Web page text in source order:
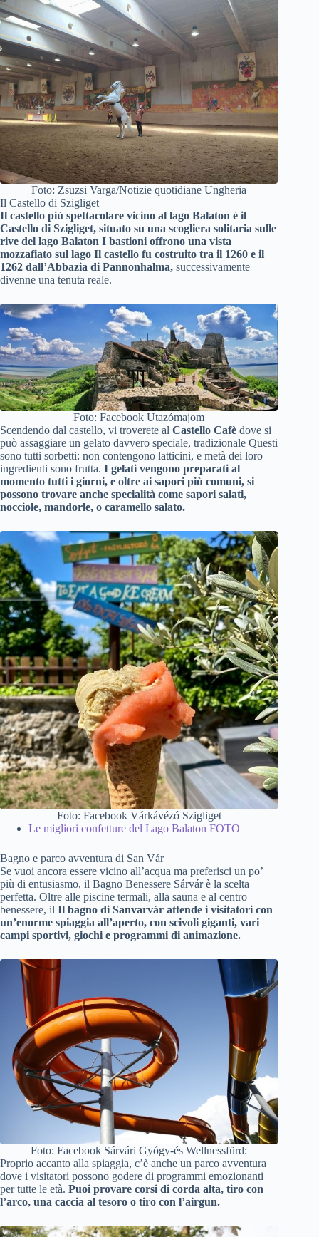
Foto: Zsuzsi Varga/Notizie quotidiane Ungheria
Il Castello di Szigliget
Il castello più spettacolare vicino al lago Balaton è il
Castello di Szigliget, situato su una scogliera solitaria sulle
rive del lago Balaton I bastioni offrono una vista
mozzafiato sul lago Il castello fu costruito tra il 1260 e il
1262 dall’Abbazia di Pannonhalma, successivamente
divenne una tenuta reale.
Foto: Facebook Utazómajom
Scendendo dal castello, vi troverete al Castello Cafè dove si
può assaggiare un gelato davvero speciale, tradizionale Questi
sono tutti sorbetti: non contengono latticini, e metà dei loro
ingredienti sono frutta. I gelati vengono preparati al
momento tutti i giorni, e oltre ai sapori più comuni, si
possono trovare anche specialità come sapori salati,
nocciole, mandorle, o caramello salato.
Foto: Facebook Várkávézó Szigliget
Le migliori confetture del Lago Balaton FOTO
Bagno e parco avventura di San Vár
Se vuoi ancora essere vicino all’acqua ma preferisci un po’
più di entusiasmo, il Bagno Benessere Sárvár è la scelta
perfetta. Oltre alle piscine termali, alla sauna e al centro
benessere, il Il bagno di Sanvarvár attende i visitatori con
un’enorme spiaggia all’aperto, con scivoli giganti, vari
campi sportivi, giochi e programmi di animazione.
Foto: Facebook Sárvári Gyógy-és Wellnessfürd:
Proprio accanto alla spiaggia, c’è anche un parco avventura
dove i visitatori possono godere di programmi emozionanti
per tutte le età. Puoi provare corsi di corda alta, tiro con
l’arco, una caccia al tesoro o tiro con l’airgun.